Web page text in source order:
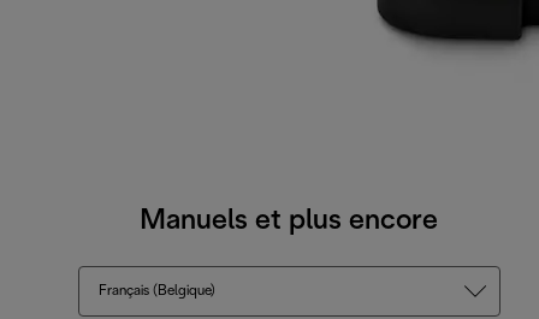
Manuels et plus encore
Français (Belgique)